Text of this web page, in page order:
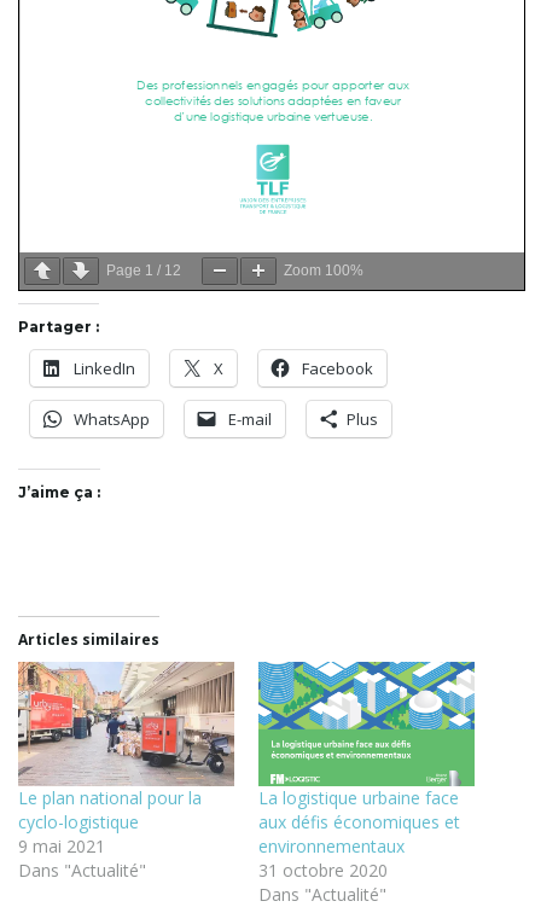
Page 1 / 12 Zoom 100%
Partager :
LinkedIn X Facebook
WhatsApp E-mail Plus
J’aime ça :
Articles similaires
Le plan national pour la
cyclo-logistique
9 mai 2021
Dans "Actualité"
La logistique urbaine face
aux défis économiques et
environnementaux
31 octobre 2020
Dans "Actualité"